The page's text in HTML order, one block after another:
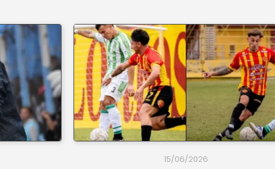
15/06/2026